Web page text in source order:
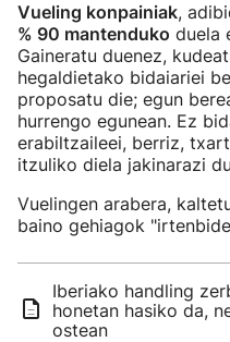
Vueling konpainiak,
% 90 mantenduko duela
Gaineratu duenez,
hegaldietako bidaiariei
proposatu die; egun
hurrengo egunean. Ez
erabiltzaileei, berriz,
itzuliko diela jakinarazi
Vuelingen arabera,
baino gehiagok
Iberiako handling
honetan hasiko da,
ostean